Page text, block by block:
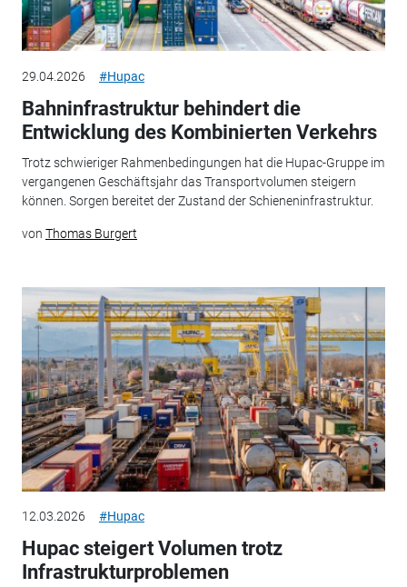
29.04.2026 #Hupac
Bahninfrastruktur behindert die
Entwicklung des Kombinierten Verkehrs
Trotz schwieriger Rahmenbedingungen hat die Hupac-Gruppe im
vergangenen Geschäftsjahr das Transportvolumen steigern
können. Sorgen bereitet der Zustand der Schieneninfrastruktur.
von Thomas Burgert
12.03.2026 #Hupac
Hupac steigert Volumen trotz
Infrastrukturproblemen